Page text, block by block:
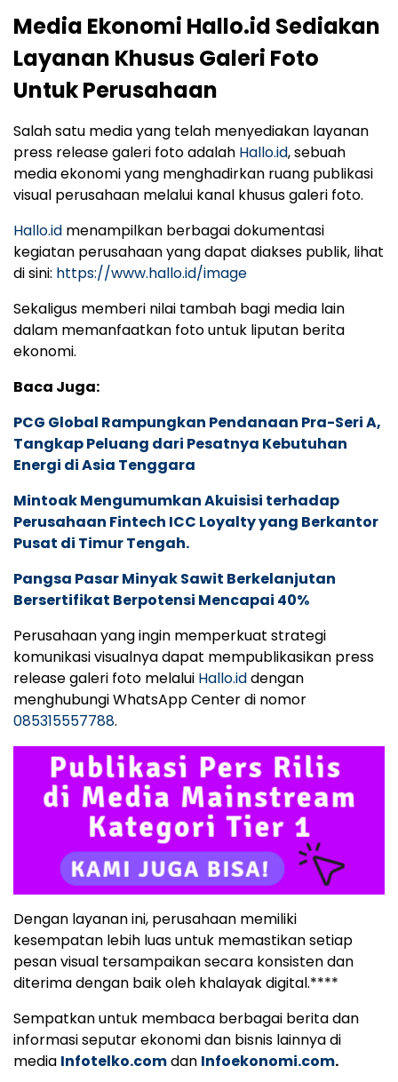
Media Ekonomi Hallo.id Sediakan
Layanan Khusus Galeri Foto
Untuk Perusahaan
Salah satu media yang telah menyediakan layanan
press release galeri foto adalah Hallo.id, sebuah
media ekonomi yang menghadirkan ruang publikasi
visual perusahaan melalui kanal khusus galeri foto.
Hallo.id menampilkan berbagai dokumentasi
kegiatan perusahaan yang dapat diakses publik, lihat
di sini: https://www.hallo.id/image
Sekaligus memberi nilai tambah bagi media lain
dalam memanfaatkan foto untuk liputan berita
ekonomi.
Baca Juga:
PCG Global Rampungkan Pendanaan Pra-Seri A,
Tangkap Peluang dari Pesatnya Kebutuhan
Energi di Asia Tenggara
Mintoak Mengumumkan Akuisisi terhadap
Perusahaan Fintech ICC Loyalty yang Berkantor
Pusat di Timur Tengah.
Pangsa Pasar Minyak Sawit Berkelanjutan
Bersertifikat Berpotensi Mencapai 40%
Perusahaan yang ingin memperkuat strategi
komunikasi visualnya dapat mempublikasikan press
release galeri foto melalui Hallo.iddengan
menghubungi WhatsApp Center di nomor
085315557788.
Dengan layanan ini, perusahaan memiliki
kesempatan lebih luas untuk memastikan setiap
pesan visual tersampaikan secara konsisten dan
diterima dengan baik oleh khalayak digital.****
Sempatkan untuk membaca berbagai berita dan
informasi seputar ekonomi dan bisnis lainnya di
media Infotelko.comdan Infoekonomi.com.